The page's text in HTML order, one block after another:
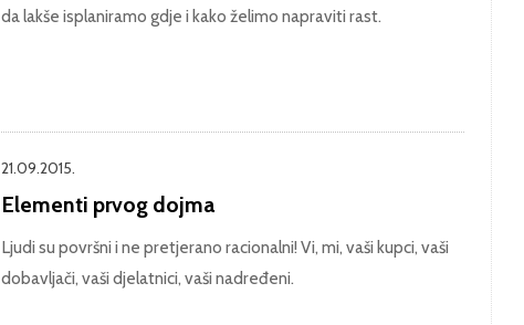
da lakše isplaniramo gdje i kako želimo napraviti rast.
21.09.2015.
Elementi prvog dojma
Ljudi su površni i ne pretjerano racionalni! Vi, mi, vaši kupci, vaši
dobavljači, vaši djelatnici, vaši nadređeni.